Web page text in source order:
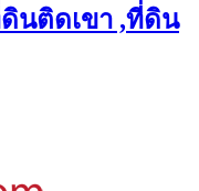
นติดเขา ,ที่ดิน